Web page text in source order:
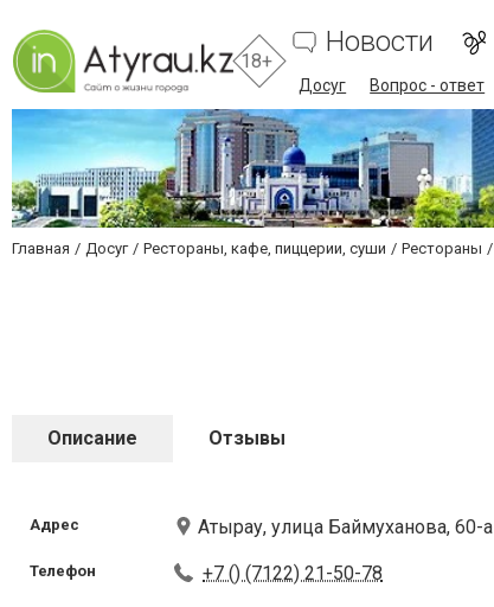
18+
Новости
Досуг Вопрос - ответ
Главная Досуг Рестораны, кафе, пиццерии, суши Рестораны
Описание Отзывы
Адрес Атырау, улица Баймуханова, 60-а
Телефон +7 () (7122) 21-50-78